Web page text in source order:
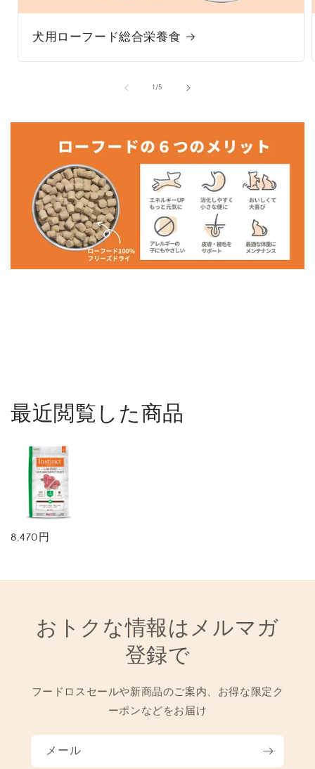
犬用ローフード総合栄養食
1/の
5
最近閲覧した商品
8,470円
おトクな情報はメルマガ
登録で
フードロスセールや新商品のご案内、お得な限定ク
ーポンなどをお届け
メール